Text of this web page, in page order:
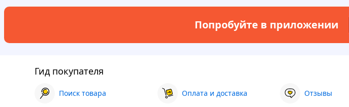
Попробуйте в приложении
Гид покупателя
Поиск товара Оплата и доставка Отзывы